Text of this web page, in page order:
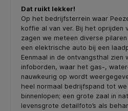
Dat ruikt lekker!
Op het bedrijfsterrein waar
koffie al van ver. Bij het oprijden
zagen we meteen diverse
een elektrische auto bij een
Eenmaal in de ontvangsthal zien
infoborden, waar het gas-,
nauwkeurig op wordt
heel normaal bedrijfspand tot
binnenlopen; een grote zaal in
levensgrote detailfoto’s als